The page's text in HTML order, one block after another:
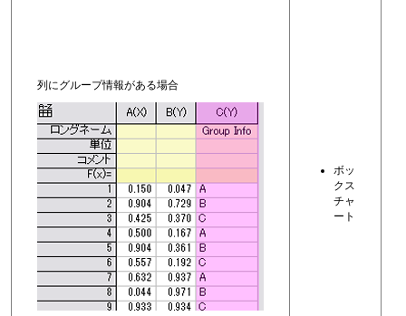
列にグループ情報がある場合
ボッ
クス
チャ
ート